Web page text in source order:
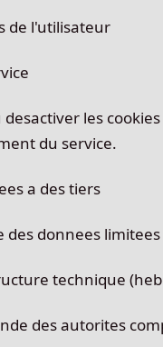
de l'utilisateur
les
du service.
a des tiers
donnees
technique
des autorites